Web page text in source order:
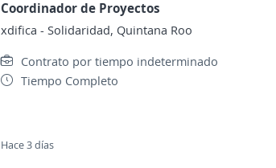
Coordinador de Proyectos
xdifica - Solidaridad, Quintana Roo
Contrato por tiempo indeterminado
Tiempo Completo
Hace 3 días